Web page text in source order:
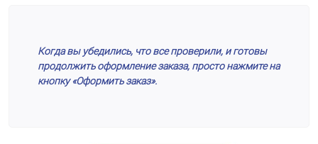
Когда вы убедились, что все проверили, и готовы
продолжить оформление заказа, просто нажмите на
кнопку «Оформить заказ».